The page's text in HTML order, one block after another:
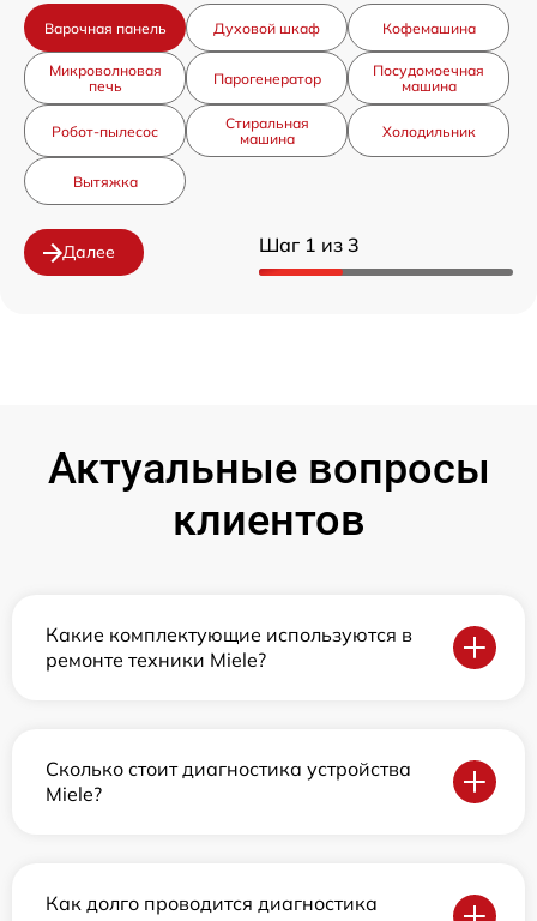
Шаг 1 из 3
Варочная панель Духовой шкаф Кофемашина
Микроволновая
печь
Парогенератор
Посудомоечная
машина
Робот-пылесос
Стиральная
машина
Холодильник
Вытяжка
Далее
Актуальные вопросы
клиентов
Какие комплектующие используются в
ремонте техники Miele?
Сколько стоит диагностика устройства
Miele?
Как долго проводится диагностика